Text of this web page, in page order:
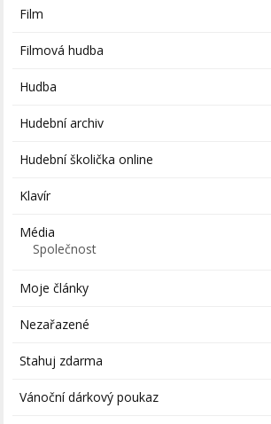
Film
Filmová hudba
Hudba
Hudební archiv
Hudební školička online
Klavír
Média
Společnost
Moje články
Nezařazené
Stahuj zdarma
Vánoční dárkový poukaz